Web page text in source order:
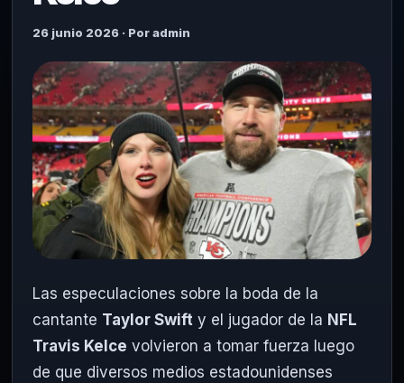
26 junio 2026 · Por admin
Las especulaciones sobre la boda de la
cantante Taylor Swift y el jugador de la NFL
Travis Kelce volvieron a tomar fuerza luego
de que diversos medios estadounidenses